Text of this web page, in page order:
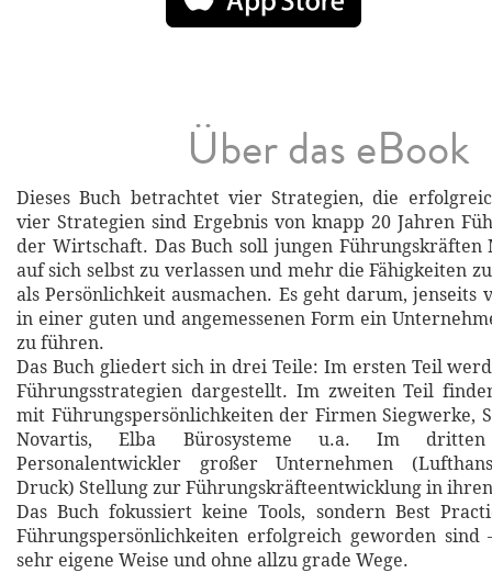
Über das eBook
Dieses Buch betrachtet vier Strategien, die
vier Strategien sind Ergebnis von knapp 20 Jahren
der Wirtschaft. Das Buch soll jungen Führungskräften
auf sich selbst zu verlassen und mehr die Fähigkeiten
als Persönlichkeit ausmachen. Es geht darum, jenseits
in einer guten und angemessenen Form ein
zu führen.
Das Buch gliedert sich in drei Teile: Im ersten Teil
Führungsstrategien dargestellt. Im zweiten Teil
mit Führungspersönlichkeiten der Firmen Siegwerke,
Novartis, Elba Bürosysteme u.a. Im
Personalentwickler großer Unternehmen
Druck) Stellung zur Führungskräfteentwicklung in
Das Buch fokussiert keine Tools, sondern Best
Führungspersönlichkeiten erfolgreich geworden sind
sehr eigene Weise und ohne allzu grade Wege.